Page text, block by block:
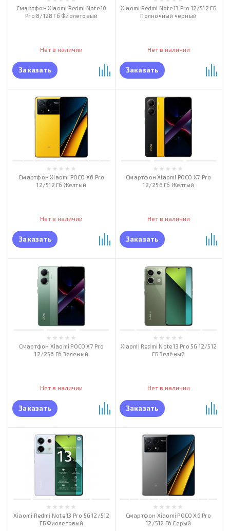
Смартфон Xiaomi Redmi Note 10
Pro 8/128 Гб Фиолетовый
Нет в наличии
Заказать
Xiaomi Redmi Note 13 Pro 12/512 ГБ
Полночный черный
Нет в наличии
Заказать
Смартфон Xiaomi POCO X6 Pro
12/512 Гб Желтый
Нет в наличии
Заказать
Смартфон Xiaomi POCO X7 Pro
12/256 Гб Желтый
Нет в наличии
Заказать
Смартфон Xiaomi POCO X7 Pro
12/256 Гб Зеленый
Нет в наличии
Заказать
Xiaomi Redmi Note 13 Pro 5G 12/512
ГБ Зелёный
Нет в наличии
Заказать
Xiaomi Redmi Note 13 Pro 5G 12/512
ГБ Фиолетовый
Смартфон Xiaomi POCO X6 Pro
12/512 Гб Серый